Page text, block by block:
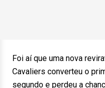
Foi aí que uma nova
Cavaliers converteu o
segundo e perdeu a